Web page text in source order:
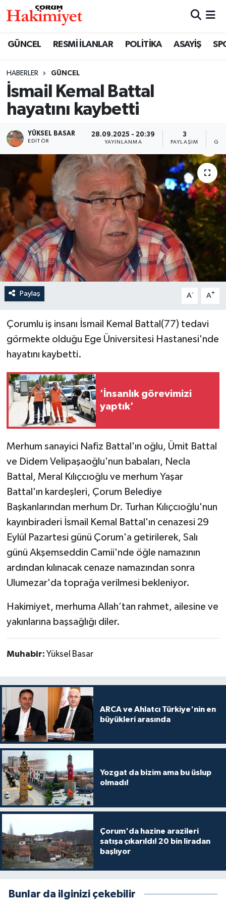
GÜNCEL RESMİ İLANLAR POLİTİKA ASAYİŞ
HABERLER GÜNCEL
İsmail Kemal Battal
hayatını kaybetti
YÜKSEL BASAR
EDITÖR
28.09.2025 - 20:39
YAYINLANMA
3
PAYLAŞIM
Paylaş A- A+
Çorumlu iş insanı İsmail Kemal Battal(77) tedavi
görmekte olduğu Ege Üniversitesi Hastanesi'nde
hayatını kaybetti.
'İnsanlık görevimizi
yaptık'
Merhum sanayici Nafiz Battal'ın oğlu, Ümit Battal
ve Didem Velipaşaoğlu'nun babaları, Necla
Battal, Meral Kılıçcıoğlu ve merhum Yaşar
Battal'ın kardeşleri, Çorum Belediye
Başkanlarından merhum Dr. Turhan Kılıçcıoğlu'nun
kayınbiraderi İsmail Kemal Battal'ın cenazesi 29
Eylül Pazartesi günü Çorum'a getirilerek, Salı
günü Akşemseddin Camii'nde öğle namazının
ardından kılınacak cenaze namazından sonra
Ulumezar'da toprağa verilmesi bekleniyor.
Hakimiyet, merhuma Allah’tan rahmet, ailesine ve
yakınlarına başsağlığı diler.
Muhabir: Yüksel Basar
ARCA ve Ahlatcı Türkiye'nin en
büyükleri arasında
Yozgat da bizim ama bu üslup
olmadı!
Çorum'da hazine arazileri
satışa çıkarıldı! 20 bin liradan
başlıyor
Bunlar da ilginizi çekebilir
SAĞLIK
ASAYİŞ
EKONOMİ
GÜNCEL
AKTÜEL
EĞİTİM
İLÇELER
OTOPARK
TEKNOLOJİ
Nöbetçi Eczaneler
Çorum Namaz Vakitleri
Trafik Durumu
Süper Lig Puan Durumu ve Fikstür
Tüm Manşetler
Son Dakika Haberleri
Haber Arşivi